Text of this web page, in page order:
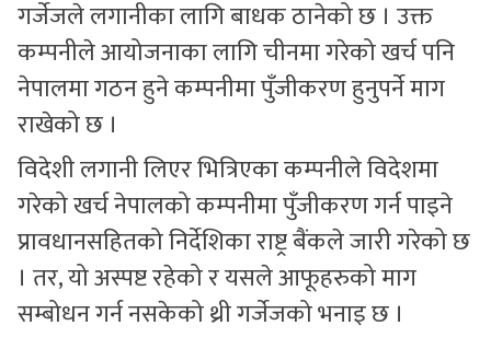
गर्जेजले लगानीका लागि बाधक ठानेको छ । उक्त
कम्पनीले आयोजनाका लागि चीनमा गरेको खर्च पनि
नेपालमा गठन हुने कम्पनीमा पुँजीकरण हुनुपर्ने माग
राखेको छ ।
विदेशी लगानी लिएर भित्रिएका कम्पनीले विदेशमा
गरेको खर्च नेपालको कम्पनीमा पुँजीकरण गर्न पाइने
प्रावधानसहितको निर्देशिका राष्ट्र बैंकले जारी गरेको छ
। तर, यो अस्पष्ट रहेको र यसले आफूहरुको माग
सम्बोधन गर्न नसकेको थ्री गर्जेजको भनाइ छ ।